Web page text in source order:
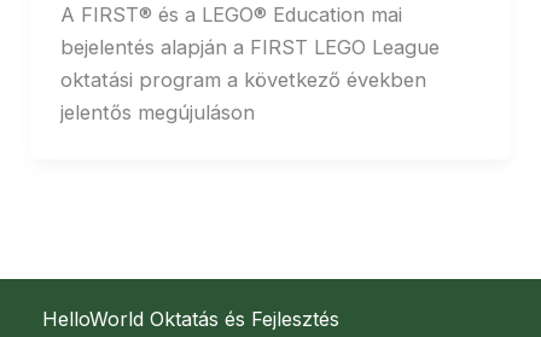
A FIRST® és a LEGO® Education mai
bejelentés alapján a FIRST LEGO League
oktatási program a következő években
jelentős megújuláson
HelloWorld Oktatás és Fejlesztés